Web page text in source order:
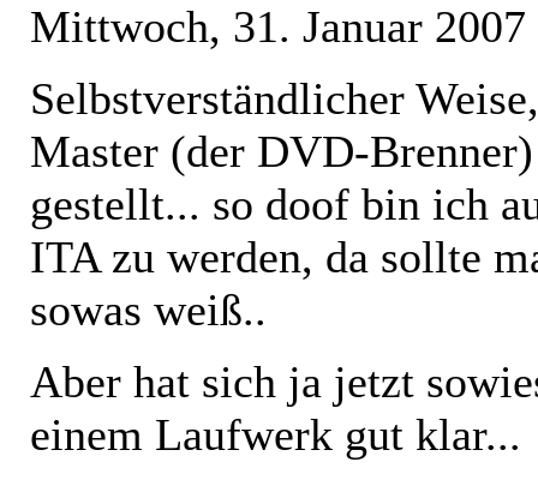
Mittwoch, 31. Januar 2007
Selbstverständlicher
Master (der DVD-
gestellt... so doof bin ich
ITA zu werden, da sollte
sowas weiß..
Aber hat sich ja jetzt
einem Laufwerk gut klar...